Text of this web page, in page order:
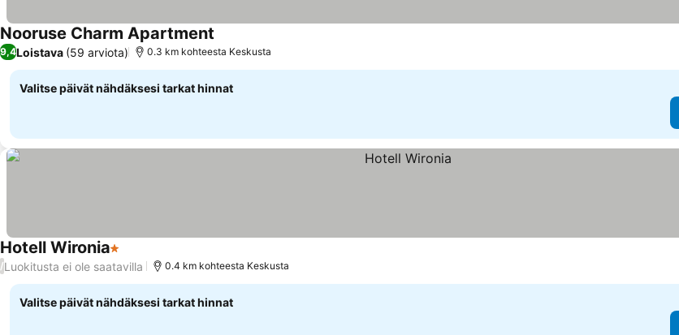
Nooruse Charm Apartment
9,4Loistava (59 arviota) 0.3 km kohteesta Keskusta
Valitse päivät nähdäksesi tarkat hinnat
Hotell Wironia1 Tähtiluokitus
/Luokitusta ei ole saatavilla 0.4 km kohteesta Keskusta
Valitse päivät nähdäksesi tarkat hinnat